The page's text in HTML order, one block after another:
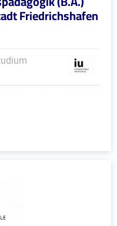
Friedrichshafen